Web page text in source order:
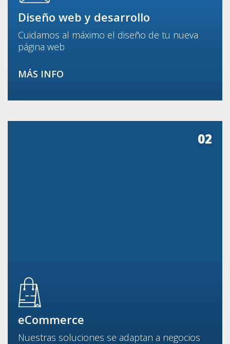
Diseño web y desarrollo
Cuidamos al máximo el diseño de tu nueva
página web
MÁS INFO
02
eCommerce
Nuestras soluciones se adaptan a negocios